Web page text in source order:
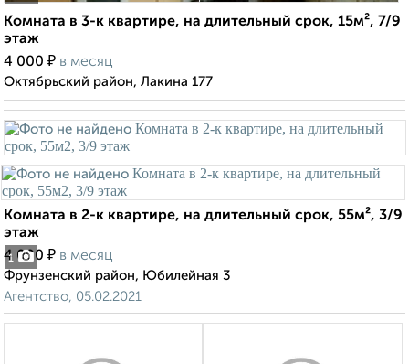
Комната в 3-к квартире, на длительный срок, 15м², 7/9
этаж
4 000 ₽ в месяц
Октябрьский район, Лакина 177
1
Комната в 2-к квартире, на длительный срок, 55м², 3/9
этаж
4 000 ₽ в месяц
Фрунзенский район, Юбилейная 3
Агентство, 05.02.2021